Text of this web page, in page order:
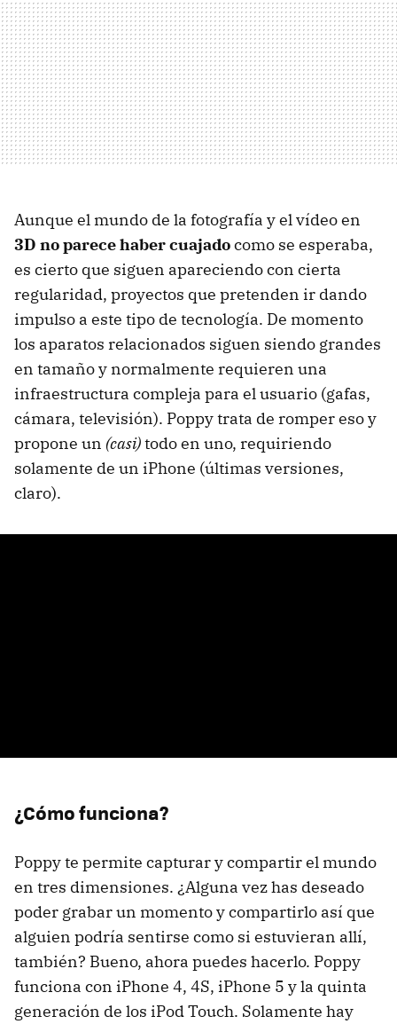
Aunque el mundo de la fotografía y el vídeo en
3D no parece haber cuajadocomo se esperaba,
es cierto que siguen apareciendo con cierta
regularidad, proyectos que pretenden ir dando
impulso a este tipo de tecnología. De momento
los aparatos relacionados siguen siendo grandes
en tamaño y normalmente requieren una
infraestructura compleja para el usuario (gafas,
cámara, televisión). Poppy trata de romper eso y
propone un (casi)todo en uno, requiriendo
solamente de un iPhone (últimas versiones,
claro).
¿Cómo funciona?
Poppy te permite capturar y compartir el mundo
en tres dimensiones. ¿Alguna vez has deseado
poder grabar un momento y compartirlo así que
alguien podría sentirse como si estuvieran allí,
también? Bueno, ahora puedes hacerlo. Poppy
funciona con iPhone 4, 4S, iPhone 5 y la quinta
generación de los iPod Touch. Solamente hay